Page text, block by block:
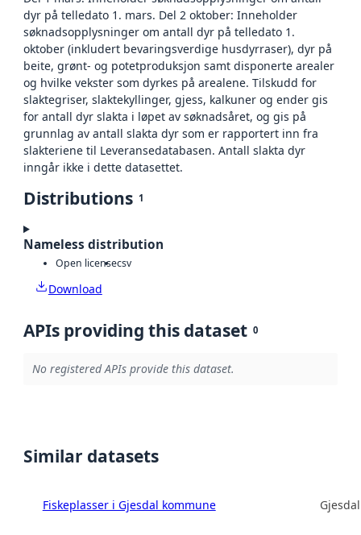
dyr på telledato 1. mars. Del 2 oktober: Inneholder
søknadsopplysninger om antall dyr på telledato 1.
oktober (inkludert bevaringsverdige husdyrraser), dyr på
beite, grønt- og potetproduksjon samt disponerte arealer
og hvilke vekster som dyrkes på arealene. Tilskudd for
slaktegriser, slaktekyllinger, gjess, kalkuner og ender gis
for antall dyr slakta i løpet av søknadsåret, og gis på
grunnlag av antall slakta dyr som er rapportert inn fra
slakteriene til Leveransedatabasen. Antall slakta dyr
inngår ikke i dette datasettet.
Distributions 1
Nameless distribution
Open licensecsv
Download
APIs providing this dataset 0
No registered APIs provide this dataset.
Similar datasets
Fiskeplasser i Gjesdal kommune